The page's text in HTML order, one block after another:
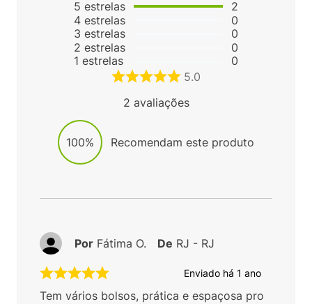
5 estrelas
4 estrelas
3 estrelas
2 estrelas
1 estrelas
2
0
0
0
0
5.0
2 avaliações
100% Recomendam este produto
Enviado há 1 ano
Tem vários bolsos, prática e espaçosa pro
Por Fátima O. De RJ - RJ